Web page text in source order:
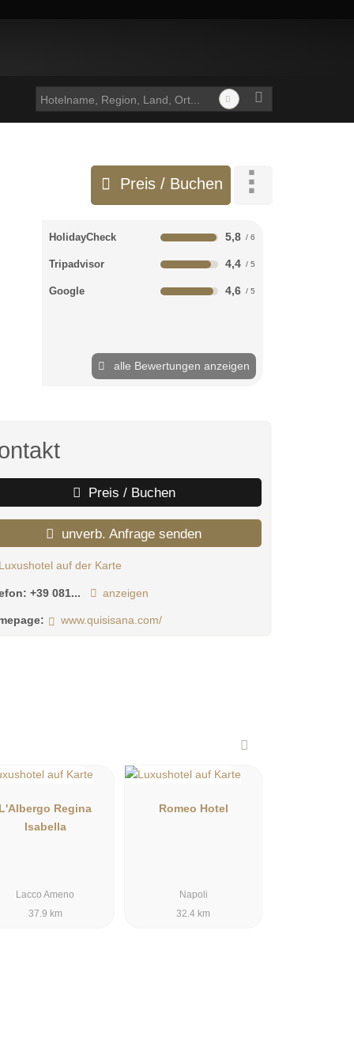
Preis / Buchen
HolidayCheck 5,8
Tripadvisor 4,4
Google 4,6
alle Bewertungen anzeigen
Preis / Buchen
unverb. Anfrage senden
Luxushotel auf der Karte
+39 081... anzeigen
www.quisisana.com/
L'Albergo Regina
Isabella
Lacco Ameno
37.9 km
Romeo Hotel
Napoli
32.4 km